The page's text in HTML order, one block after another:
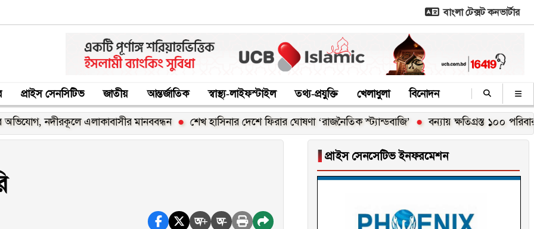
বাংলা টেক্সট কনভার্টার
প্রাইস সেনসিটিভ জাতীয় আন্তর্জাতিক স্বাস্থ্য-লাইফস্টাইল তথ্য-প্রযুক্তি খেলাধুলা বিনোদন
নদীরকূলে এলাকাবাসীর মানববন্ধন শেখ হাসিনার দেশে ফিরার ঘোষণা ‘রাজনৈতিক স্ট্যান্ডবাজি’ বন্যায় ক্ষতিগ্রস্ত ১০০ পরিবারকে নতুন
অ+ অ-
▐ প্রাইস সেনসেটিভ ইনফরমেশন